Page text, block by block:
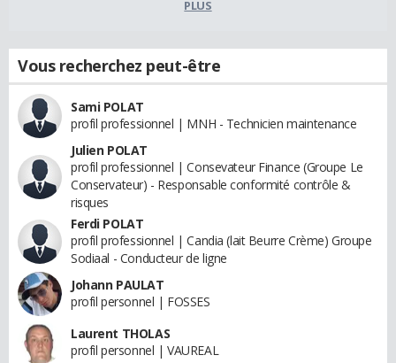
PLUS
Vous recherchez peut-être
Sami POLAT
profil professionnel | MNH - Technicien maintenance
Julien POLAT
profil professionnel | Consevateur Finance (Groupe Le
Conservateur) - Responsable conformité contrôle &
risques
Ferdi POLAT
profil professionnel | Candia (lait Beurre Crème) Groupe
Sodiaal - Conducteur de ligne
Johann PAULAT
profil personnel | FOSSES
Laurent THOLAS
profil personnel | VAUREAL